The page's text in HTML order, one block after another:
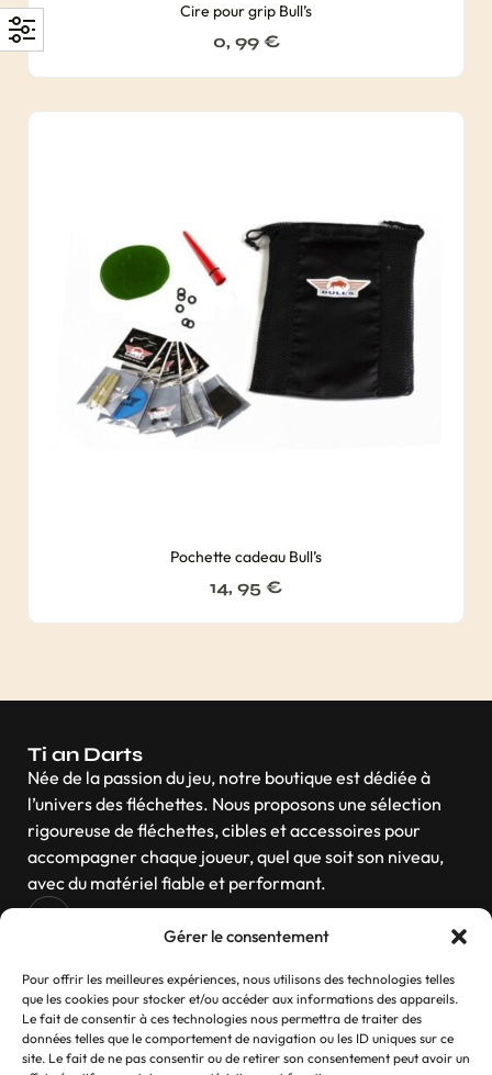
Gérer le consentement
Pour offrir les meilleures expériences, nous utilisons des technologies telles
que les cookies pour stocker et/ou accéder aux informations des appareils.
Le fait de consentir à ces technologies nous permettra de traiter des
données telles que le comportement de navigation ou les ID uniques sur ce
site. Le fait de ne pas consentir ou de retirer son consentement peut avoir un
Cire pour grip Bull’s
0, 99 €
Pochette cadeau Bull’s
14, 95 €
Ti an Darts
Née de la passion du jeu, notre boutique est dédiée à
l’univers des fléchettes. Nous proposons une sélection
rigoureuse de fléchettes, cibles et accessoires pour
accompagner chaque joueur, quel que soit son niveau,
avec du matériel fiable et performant.
Navigation